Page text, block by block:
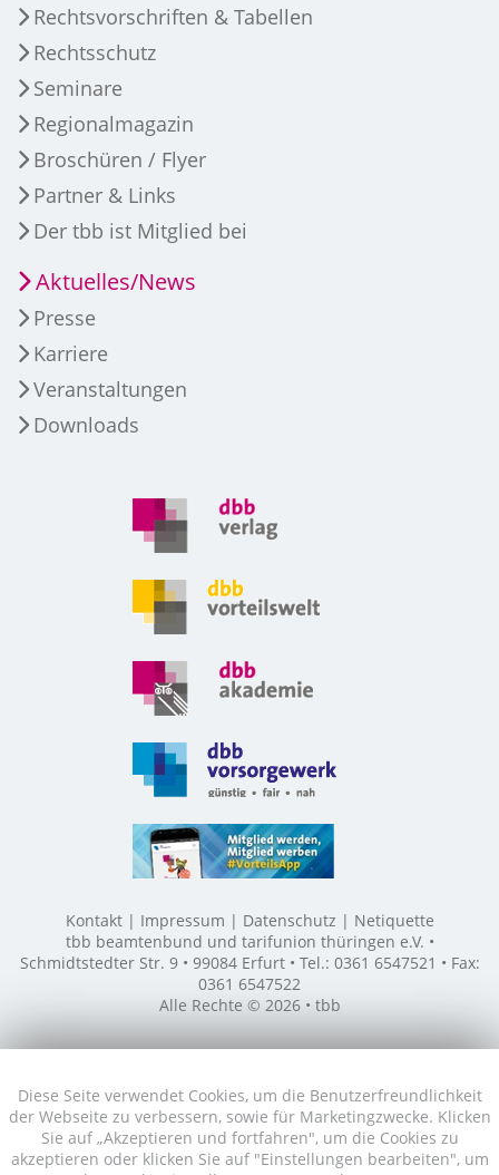
Diese Seite verwendet Cookies, um die Benutzerfreundlichkeit
der Webseite zu verbessern, sowie für Marketingzwecke. Klicken
Sie auf „Akzeptieren und fortfahren", um die Cookies zu
akzeptieren oder klicken Sie auf "Einstellungen bearbeiten", um
Rechtsvorschriften & Tabellen
Rechtsschutz
Seminare
Regionalmagazin
Broschüren / Flyer
Partner & Links
Der tbb ist Mitglied bei
Aktuelles/News
Presse
Karriere
Veranstaltungen
Downloads
Kontakt Impressum Datenschutz
Netiquette
tbb beamtenbund und tarifunion thüringen e.V. •
Schmidtstedter Str. 9 • 99084 Erfurt • Tel.: 0361 6547521 • Fax:
0361 6547522
Alle Rechte © 2026 • tbb